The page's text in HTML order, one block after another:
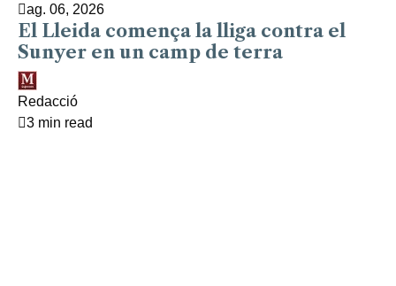
ag. 06, 2026
El Lleida comença la lliga contra el
Sunyer en un camp de terra
Redacció
3 min read